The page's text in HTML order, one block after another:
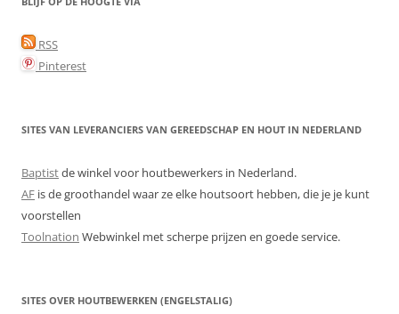
RSS
Pinterest
SITES VAN LEVERANCIERS VAN GEREEDSCHAP EN HOUT IN NEDERLAND
Baptistde winkel voor houtbewerkers in Nederland.
AF is de groothandel waar ze elke houtsoort hebben, die je je kunt
voorstellen
Toolnation Webwinkel met scherpe prijzen en goede service.
SITES OVER HOUTBEWERKEN (ENGELSTALIG)